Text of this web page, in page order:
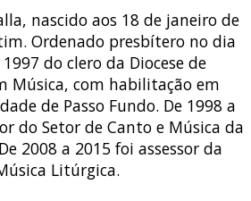
nascido aos 18 de janeiro de
Ordenado presbítero no dia
do clero da Diocese de
Música, com habilitação em
de Passo Fundo. De 1998 a
do Setor de Canto e Música da
2008 a 2015 foi assessor da
Litúrgica.